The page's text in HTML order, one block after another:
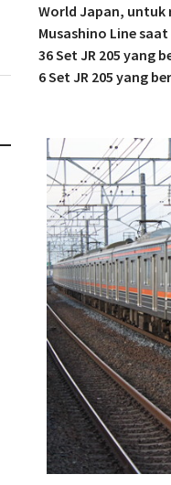
World Japan, untuk
Musashino Line
36 Set JR 205 yang
6 Set JR 205 yang